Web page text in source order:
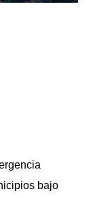
bajo